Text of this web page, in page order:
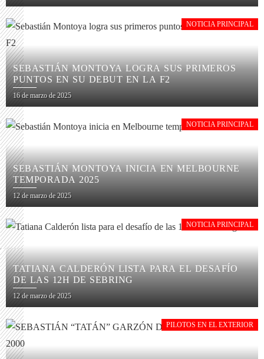
NOTICIA PRINCIPAL
SEBASTIÁN MONTOYA LOGRA SUS PRIMEROS
PUNTOS EN SU DEBUT EN LA F2
16 de marzo de 2025
NOTICIA PRINCIPAL
SEBASTIÁN MONTOYA INICIA EN MELBOURNE
TEMPORADA 2025
12 de marzo de 2025
NOTICIA PRINCIPAL
TATIANA CALDERÓN LISTA PARA EL DESAFÍO
DE LAS 12H DE SEBRING
12 de marzo de 2025
PILOTOS EN EL EXTERIOR